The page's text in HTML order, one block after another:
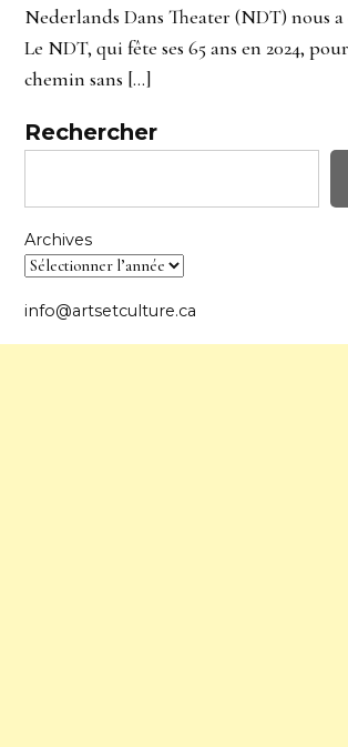
Nederlands Dans Theater (NDT) nous
Le NDT, qui fête ses 65 ans en 2024,
chemin sans […]
Rechercher
Archives
info@artsetculture.ca